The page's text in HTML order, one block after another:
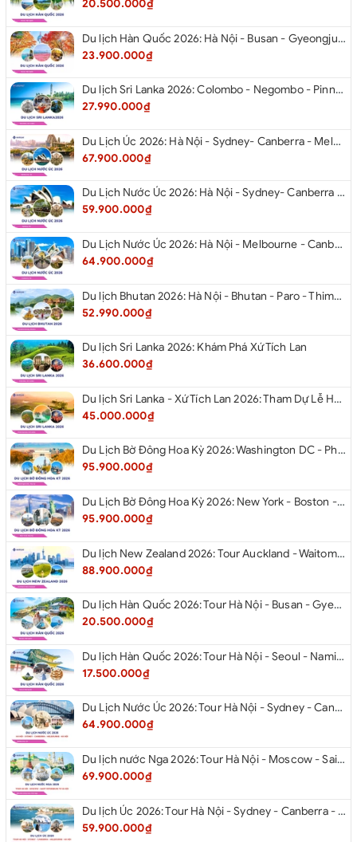
20.500.000₫
Du lịch Hàn Quốc 2026: Hà Nội - Busan - Gyeongju - Seoul - Đảo Nami - Tàu Điện Ven Biển Haeundae - Cỏ Hồng Muhly - Làng Văn Hóa Huinnyeoul
23.900.000₫
Du lịch Sri Lanka 2026: Colombo - Negombo - Pinnawala - Kandy - Kalutara - Nuwara - Eliya
27.990.000₫
Du Lịch Úc 2026: Hà Nội - Sydney- Canberra - Melbourne - Hà Nội
67.900.000₫
Du Lịch Nước Úc 2026: Hà Nội - Sydney- Canberra - Melbourne - Hà Nội
59.900.000₫
Du Lịch Nước Úc 2026: Hà Nội - Melbourne - Canberra - Sydney - Hà Nội
64.900.000₫
Du lịch Bhutan 2026: Hà Nội - Bhutan - Paro - Thimphu - Punakha
52.990.000₫
Du lịch Sri Lanka 2026: Khám Phá Xứ Tích Lan
36.600.000₫
Du lịch Sri Lanka - Xứ Tích Lan 2026: Tham Dự Lễ Hội Rước Xá Lợi Răng Phật
45.000.000₫
Du Lịch Bờ Đông Hoa Kỳ 2026: Washington DC - Philadelphia - New York - Boston - New Hampshire White Mountains - Albany - Niagara Falls - Buffalo - Corning - New York
95.900.000₫
Du Lịch Bờ Đông Hoa Kỳ 2026: New York - Boston - New Hampshire - Artist’s Bluff - Echo Lake Kancamagus Highway - White Mountains - Albany - Buffalo Niagara Falls - Corning - Washington DC
95.900.000₫
Du lịch New Zealand 2026: Tour Auckland - Waitomo - Taupo - Rotorua - Matamata - Hamilton
88.900.000₫
Du lịch Hàn Quốc 2026: Tour Hà Nội - Busan - Gyeongju - Seoul - Đảo Nami - Tàu Điện Ven Biển Haeundae - Cầu Kính Oryukdo - Làng Văn Hóa Huinnyeoul
20.500.000₫
Du lịch Hàn Quốc 2026: Tour Hà Nội - Seoul - Nami - Everland - Painter Show - Thư Viện Sách
17.500.000₫
Du Lịch Nước Úc 2026: Tour Hà Nội - Sydney - Canberra - Melbourne - Hà Nội
64.900.000₫
Du lịch nước Nga 2026: Tour Hà Nội - Moscow - Saint Petersburg từ Hà Nội
69.900.000₫
Du lịch Úc 2026: Tour Hà Nội - Sydney - Canberra - Melbourne - Hà Nội
59.900.000₫